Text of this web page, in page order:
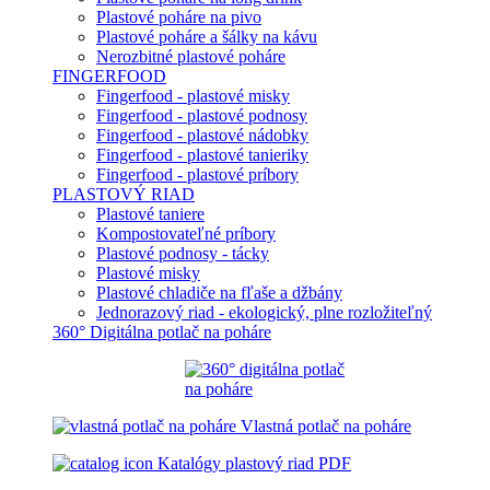
Plastové poháre na pivo
Plastové poháre a šálky na kávu
Nerozbitné plastové poháre
FINGERFOOD
Fingerfood - plastové misky
Fingerfood - plastové podnosy
Fingerfood - plastové nádobky
Fingerfood - plastové tanieriky
Fingerfood - plastové príbory
PLASTOVÝ RIAD
Plastové taniere
Kompostovateľné príbory
Plastové podnosy - tácky
Plastové misky
Plastové chladiče na fľaše a džbány
Jednorazový riad - ekologický, plne rozložiteľný
360° Digitálna potlač na poháre
Vlastná potlač na poháre
Katalógy plastový riad PDF